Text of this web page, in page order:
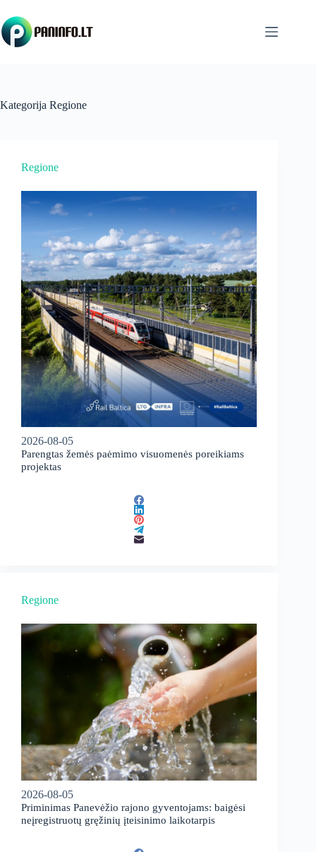
to
content
Kategorija Regione
Regione
2026-08-05
Parengtas žemės paėmimo visuomenės poreikiams
projektas
Regione
2026-08-05
Priminimas Panevėžio rajono gyventojams: baigėsi
neįregistruotų gręžinių įteisinimo laikotarpis